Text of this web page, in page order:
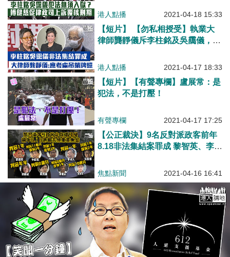
法、罪加一等、被判緩刑不用坐
要盡快上訴！
港人點播 2021-04-18 15:33
【短片】 【勿私相授受】執業大
律師龔靜儀斥李柱銘及吳靄儀，利
嚴重、影響深遠、促大律師公會盡
私相授受！
港人點播 2021-04-17 18:33
【短片】【有聲專欄】盧展常：是
犯法，不是打壓！
有聲專欄 2021-04-17 17:25
【公正裁決】9名反對派政客前年
8.18非法集結案罪成 黎智英、李卓
焦點新聞 2021-04-16 16:41